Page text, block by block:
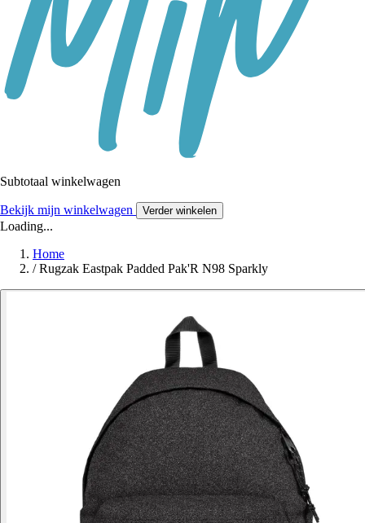
Subtotaal winkelwagen
Bekijk mijn winkelwagen Verder winkelen
Loading...
Home
/ Rugzak Eastpak Padded Pak'R N98 Sparkly